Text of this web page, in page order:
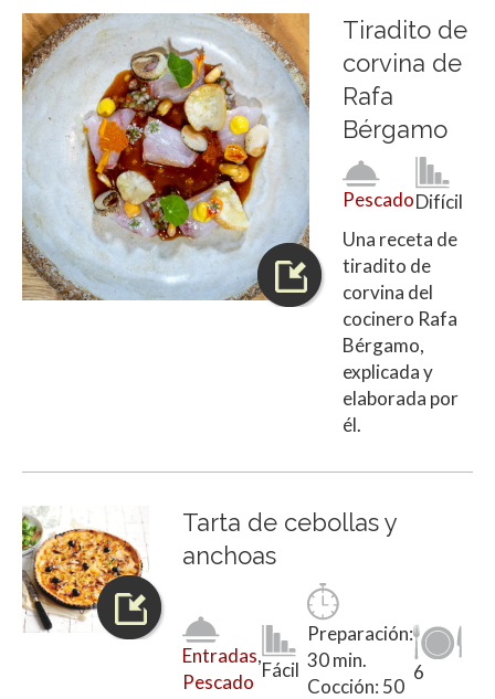
Tiradito de
corvina de
Rafa
Bérgamo
PescadoDifícil
Una receta de
tiradito de
corvina del
cocinero Rafa
Bérgamo,
explicada y
elaborada por
él.
Tarta de cebollas y
anchoas
Entradas,
Pescado
Fácil
Preparación:
30 min.
Cocción: 50
6